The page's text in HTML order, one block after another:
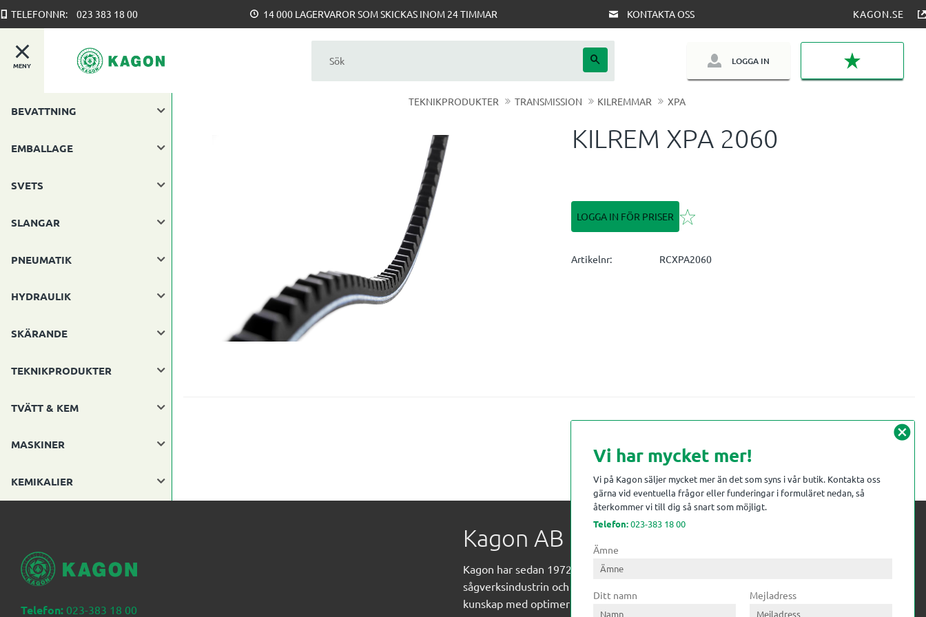
TELEFONNR: 023 383 18 00 14 000 LAGERVAROR SOM SKICKAS INOM 24 TIMMAR KONTAKTA OSS KAGON.SE
MENY LOGGA IN
TEKNIKPRODUKTER TRANSMISSION KILREMMAR XPA
KILREM XPA 2060
LOGGA IN FÖR PRISER Lägg till i favoriter
Artikelnr RCXPA2060
BEVATTNING
EMBALLAGE
SVETS
SLANGAR
PNEUMATIK
HYDRAULIK
SKÄRANDE
TEKNIKPRODUKTER
TVÄTT & KEM
MASKINER
KEMIKALIER
Telefon: 023-383 18 00
Kagon AB
Kagon har sedan 1972 levererat kompetens till
sågverksindustrin och övrig industri. Till träindustrin tillför vi
kunskap med optimeringslösningar från timmerplanen hela
cancel
Vi har mycket mer!
Vi på Kagon säljer mycket mer än det som syns i vår butik. Kontakta oss
gärna vid eventuella frågor eller funderingar i formuläret nedan, så
återkommer vi till dig så snart som möjligt.
Telefon:023-383 18 00
Ämne
Ditt namn Mejladress